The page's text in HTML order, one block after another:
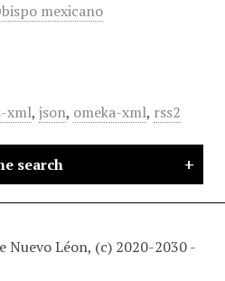
mexicano
xml, json, omeka-xml, rss2
search
Nuevo Léon, (c) 2020-2030 -